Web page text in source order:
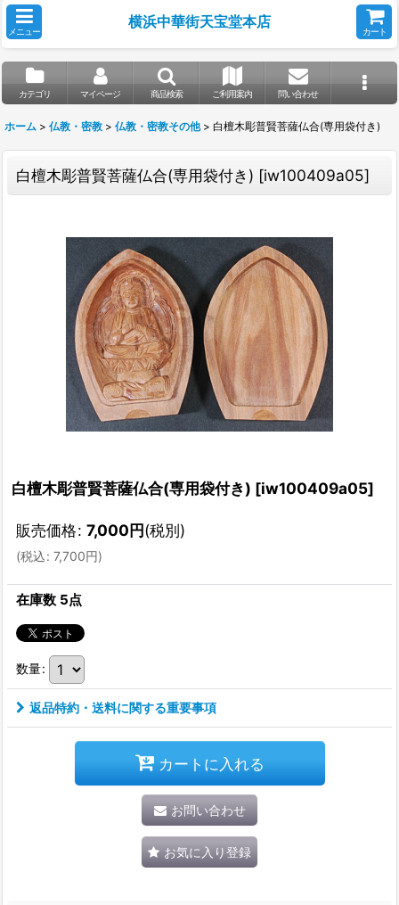
メニュー
横浜中華街天宝堂本店
カート
カテゴリ マイページ 商品検索 ご利用案内 問い合わせ
ホーム > 仏教・密教 > 仏教・密教その他 > 白檀木彫普賢菩薩仏合(専用袋付き)
白檀木彫普賢菩薩仏合(専用袋付き) [iw100409a05]
白檀木彫普賢菩薩仏合(専用袋付き) [iw100409a05]
販売価格: 7,000円(税別)
(税込: 7,700円)
在庫数 5点
数量:
返品特約・送料に関する重要事項
カートに入れる
お問い合わせ
お気に入り登録